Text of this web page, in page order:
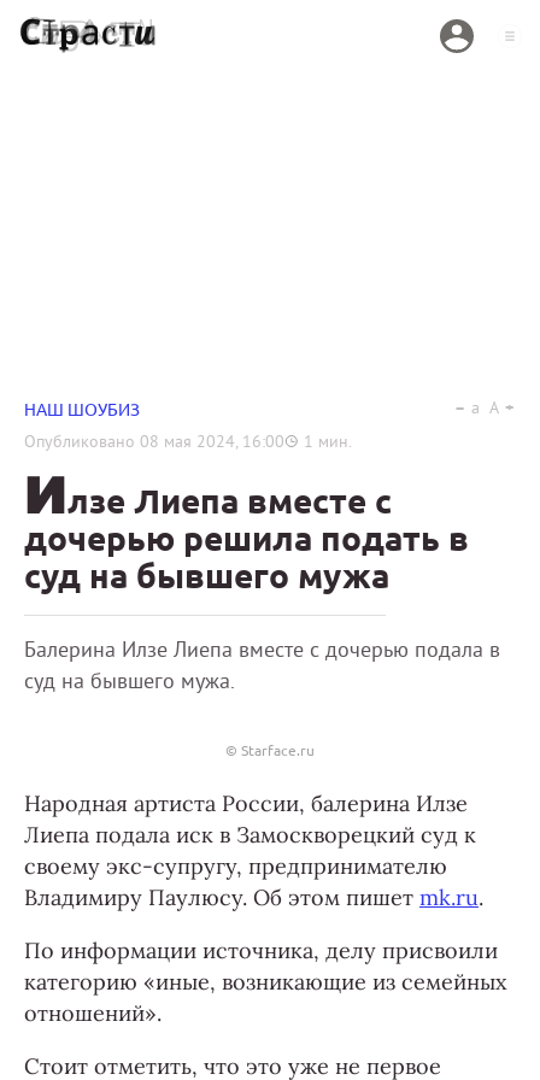
НАШ ШОУБИЗ
Опубликовано 08 мая 2024, 16:00 1 мин.
a A
Илзе Лиепа вместе с
дочерью решила подать в
суд на бывшего мужа
Балерина Илзе Лиепа вместе с дочерью подала в
суд на бывшего мужа.
© Starface.ru
Народная артиста России, балерина Илзе
Лиепа подала иск в Замоскворецкий суд к
своему экс-супругу, предпринимателю
Владимиру Паулюсу. Об этом пишет mk.ru.
По информации источника, делу присвоили
категорию «иные, возникающие из семейных
отношений».
Стоит отметить, что это уже не первое